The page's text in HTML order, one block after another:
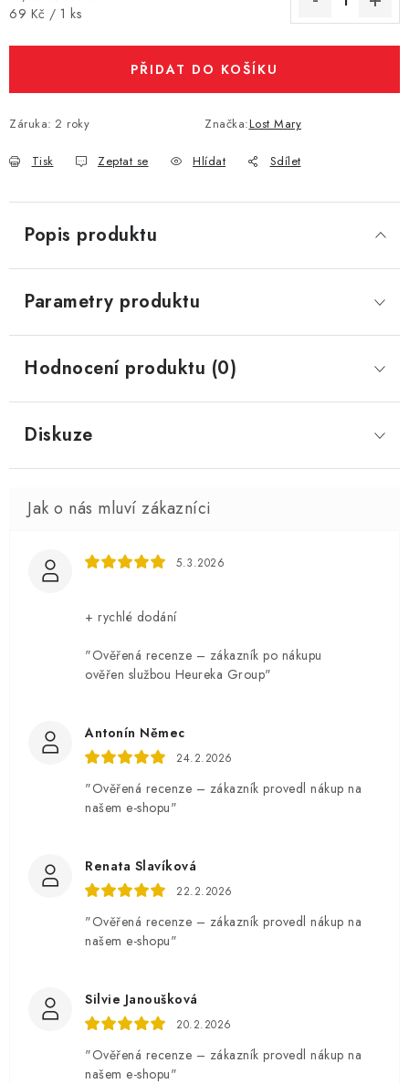
Měrná cena:
69 Kč / 1 ks
PŘIDAT DO KOŠÍKU
Záruka: 2 roky Značka:Lost Mary
Tisk Zeptat se Hlídat Sdílet
Popis produktu
Parametry produktu
Hodnocení produktu (0)
Diskuze
5.3.2026
+ rychlé dodání
"Ověřená recenze – zákazník po nákupu
ověřen službou Heureka Group"
Antonín Němec
24.2.2026
"Ověřená recenze – zákazník provedl nákup na
našem e-shopu"
Renata Slavíková
22.2.2026
"Ověřená recenze – zákazník provedl nákup na
našem e-shopu"
Silvie Janoušková
20.2.2026
"Ověřená recenze – zákazník provedl nákup na
našem e-shopu"